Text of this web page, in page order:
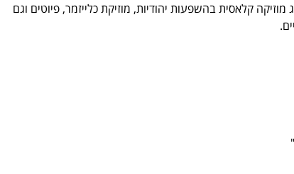
קלאסית בהשפעות יהודיות, מוזיקת כלייזמר, פיוטים וגם